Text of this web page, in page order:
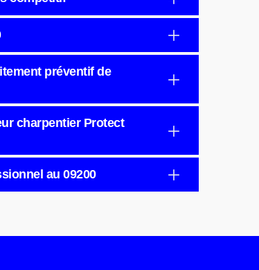
préventif de
charpentier Protect
au 09200